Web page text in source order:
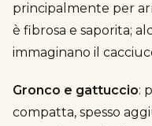
principalmente per
è fibrosa e saporita;
immaginano il
Gronco e gattuccio:
compatta, spesso